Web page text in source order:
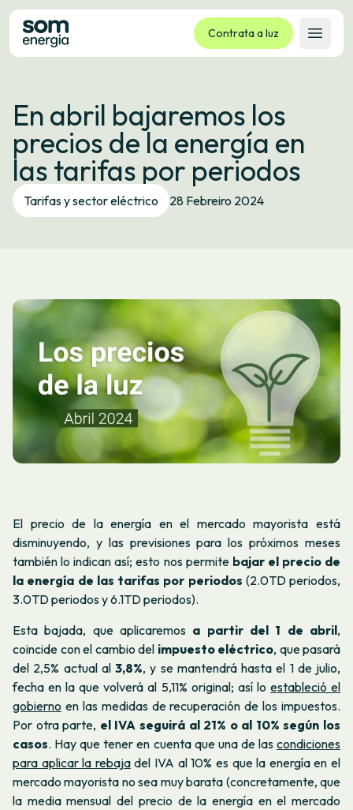
Contrata a luz
Abrir
Tarifas
Servizos
Empresas
La cooperativa
Contacto
En abril bajaremos los
precios de la energía en
las tarifas por periodos
Tarifas y sector eléctrico 28 Febreiro 2024
El precio de la energía en el mercado mayorista está
disminuyendo, y las previsiones para los próximos meses
también lo indican así; esto nos permite bajar el precio de
la energía de las tarifas por periodos (2.0TD periodos,
3.0TD periodos y 6.1TD periodos).
Esta bajada, que aplicaremos a partir del 1 de abril,
coincide con el cambio del impuesto eléctrico, que pasará
del 2,5% actual al 3,8%, y se mantendrá hasta el 1 de julio,
fecha en la que volverá al 5,11% original; así lo estableció el
gobierno en las medidas de recuperación de los impuestos.
Por otra parte, el IVA seguirá al 21% o al 10% según los
casos. Hay que tener en cuenta que una de las condiciones
para aplicar la rebajadel IVA al 10% es que la energía en el
mercado mayorista no sea muy barata (concretamente, que
la media mensual del precio de la energía en el mercado